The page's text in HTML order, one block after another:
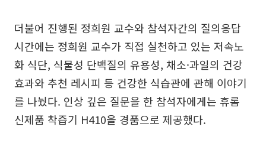
더불어 진행된 정희원 교수와 참석자간의 질의응답
시간에는 정희원 교수가 직접 실천하고 있는 저속노
화 식단, 식물성 단백질의 유용성, 채소·과일의 건강
효과와 추천 레시피 등 건강한 식습관에 관해 이야기
를 나눴다. 인상 깊은 질문을 한 참석자에게는 휴롬
신제품 착즙기 H410을 경품으로 제공했다.